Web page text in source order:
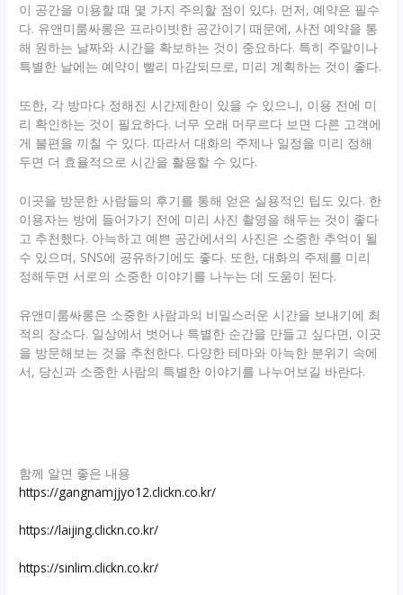
이 공간을 이용할 때 몇 가지 주의할 점이 있다. 먼저, 예약은 필수
다. 유앤미룸싸롱은 프라이빗한 공간이기 때문에, 사전 예약을 통
해 원하는 날짜와 시간을 확보하는 것이 중요하다. 특히 주말이나
특별한 날에는 예약이 빨리 마감되므로, 미리 계획하는 것이 좋다.
또한, 각 방마다 정해진 시간제한이 있을 수 있으니, 이용 전에 미
리 확인하는 것이 필요하다. 너무 오래 머무르다 보면 다른 고객에
게 불편을 끼칠 수 있다. 따라서 대화의 주제나 일정을 미리 정해
두면 더 효율적으로 시간을 활용할 수 있다.
이곳을 방문한 사람들의 후기를 통해 얻은 실용적인 팁도 있다. 한
이용자는 방에 들어가기 전에 미리 사진 촬영을 해두는 것이 좋다
고 추천했다. 아늑하고 예쁜 공간에서의 사진은 소중한 추억이 될
수 있으며, SNS에 공유하기에도 좋다. 또한, 대화의 주제를 미리
정해두면 서로의 소중한 이야기를 나누는 데 도움이 된다.
유앤미룸싸롱은 소중한 사람과의 비밀스러운 시간을 보내기에 최
적의 장소다. 일상에서 벗어나 특별한 순간을 만들고 싶다면, 이곳
을 방문해보는 것을 추천한다. 다양한 테마와 아늑한 분위기 속에
서, 당신과 소중한 사람의 특별한 이야기를 나누어보길 바란다.
함께 알면 좋은 내용
https://gangnamjjyo12.clickn.co.kr/
https://laijing.clickn.co.kr/
https://sinlim.clickn.co.kr/